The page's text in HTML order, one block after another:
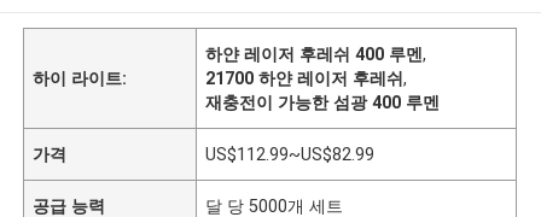
하이 라이트:
하얀 레이저 후레쉬 400 루멘,
21700 하얀 레이저 후레쉬,
재충전이 가능한 섬광 400 루멘
가격 US$112.99~US$82.99
공급 능력 달 당 5000개 세트